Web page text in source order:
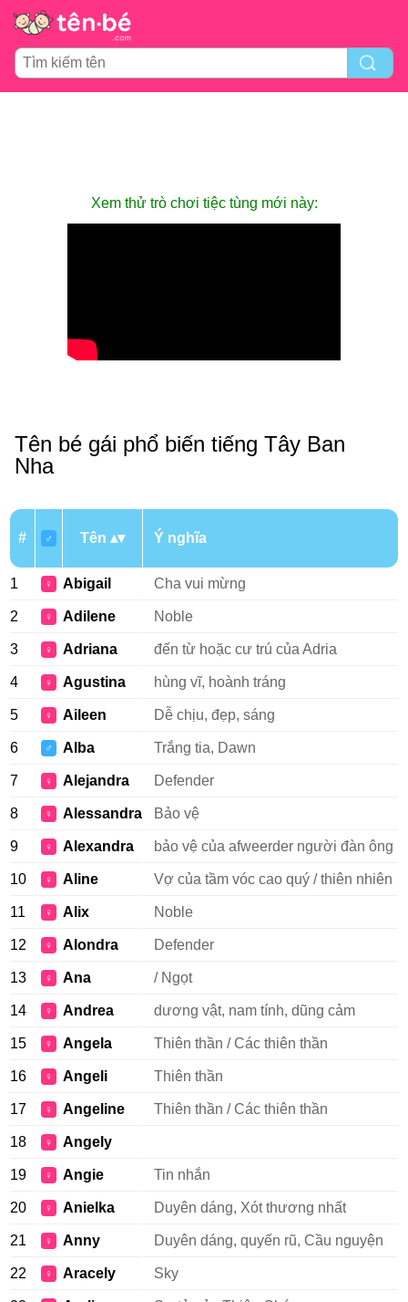
Xem thử trò chơi tiệc tùng mới này:
Tên bé gái phổ biến tiếng Tây Ban
Nha
# ♂ Tên Ý nghĩa
1 ♀ Abigail Cha vui mừng
2 ♀ Adilene Noble
3 ♀ Adriana đến từ hoặc cư trú của Adria
4 ♀ Agustina hùng vĩ, hoành tráng
5 ♀ Aileen Dễ chịu, đẹp, sáng
6 ♂ Alba Trắng tia, Dawn
7 ♀ Alejandra Defender
8 ♀ Alessandra Bảo vệ
9 ♀ Alexandra bảo vệ của afweerder người đàn ông
10 ♀ Aline Vợ của tầm vóc cao quý / thiên nhiên
11 ♀ Alix Noble
12 ♀ Alondra Defender
13 ♀ Ana / Ngọt
14 ♀ Andrea dương vật, nam tính, dũng cảm
15 ♀ Angela Thiên thần / Các thiên thần
16 ♀ Angeli Thiên thần
17 ♀ Angeline Thiên thần / Các thiên thần
18 ♀ Angely
19 ♀ Angie Tin nhắn
20 ♀ Anielka Duyên dáng, Xót thương nhất
21 ♀ Anny Duyên dáng, quyến rũ, Cầu nguyện
22 ♀ Aracely Sky